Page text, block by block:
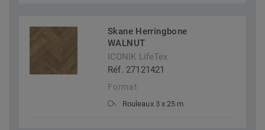
Skane Herringbone
WALNUT
ICONIK LifeTex
Réf. 27121421
Format
Rouleaux 3 x 25 m